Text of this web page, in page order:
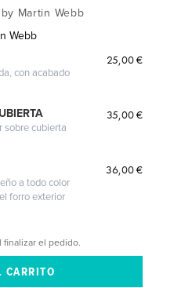
Martin Webb
Webb
con acabado
25,00 €
sobre cubierta
35,00 €
a todo color
forro exterior
36,00 €
finalizar el pedido.